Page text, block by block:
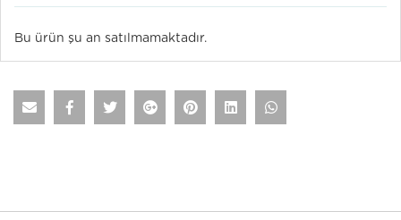
Bu ürün şu an satılmamaktadır.